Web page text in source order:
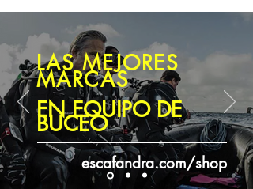
LAS MEJORES
MARCAS
EN EQUIPO DE
BUCEO
escafandra.com/shop